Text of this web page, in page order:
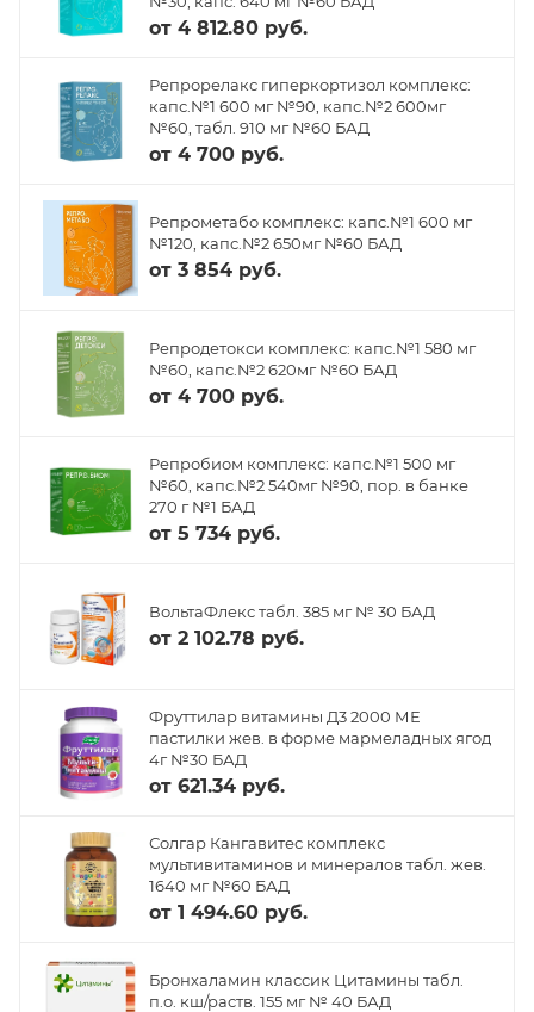
от 4 812.80 руб.
Репрорелакс гиперкортизол комплекс:
капс.№1 600 мг №90, капс.№2 600мг
№60, табл. 910 мг №60 БАД
от 4 700 руб.
Репрометабо комплекс: капс.№1 600 мг
№120, капс.№2 650мг №60 БАД
от 3 854 руб.
Репродетокси комплекс: капс.№1 580 мг
№60, капс.№2 620мг №60 БАД
от 4 700 руб.
Репробиом комплекс: капс.№1 500 мг
№60, капс.№2 540мг №90, пор. в банке
270 г №1 БАД
от 5 734 руб.
ВольтаФлекс табл. 385 мг № 30 БАД
от 2 102.78 руб.
Фруттилар витамины Д3 2000 МЕ
пастилки жев. в форме мармеладных ягод
4г №30 БАД
от 621.34 руб.
Солгар Кангавитес комплекс
мультивитаминов и минералов табл. жев.
1640 мг №60 БАД
от 1 494.60 руб.
Бронхаламин классик Цитамины табл.
п.о. кш/раств. 155 мг № 40 БАД